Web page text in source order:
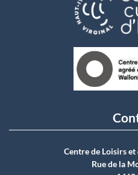
Centre de Loisirs
Rue de la